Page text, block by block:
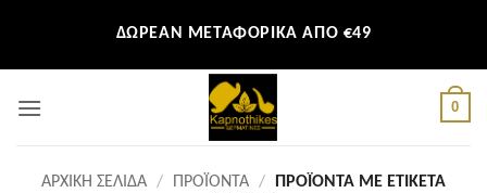
περιεχόμενο
ΔΩΡΕΑΝ ΜΕΤΑΦΟΡΙΚΑ ΑΠΟ €49
0
ΑΡΧΙΚΉ ΣΕΛΊΔΑ / ΠΡΟΪΌΝΤΑ /
ΠΡΟΪΌΝΤΑ ΜΕ ΕΤΙΚΈΤΑ